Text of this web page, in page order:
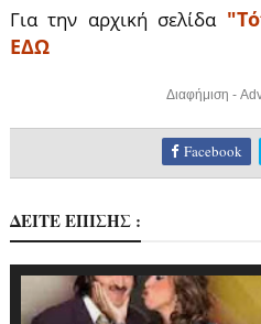
Για την αρχική σελίδα
ΕΔΩ
Διαφήμιση -
Facebook
ΔΕΙΤΕ ΕΠΙΣΗΣ :